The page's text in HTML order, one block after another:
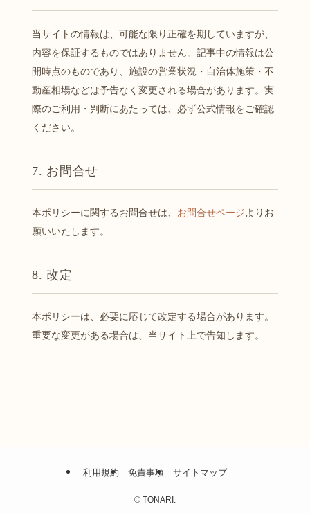
当サイトの情報は、可能な限り正確を期していますが、
内容を保証するものではありません。記事中の情報は公
開時点のものであり、施設の営業状況・自治体施策・不
動産相場などは予告なく変更される場合があります。実
際のご利用・判断にあたっては、必ず公式情報をご確認
ください。
7. お問合せ
本ポリシーに関するお問合せは、 お問合せページよりお
願いいたします。
8. 改定
本ポリシーは、必要に応じて改定する場合があります。
重要な変更がある場合は、当サイト上で告知します。
利用規約 免責事項 サイトマップ
© TONARI.